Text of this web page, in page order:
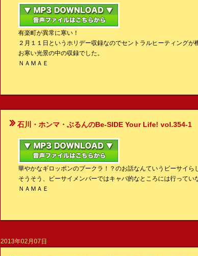
有楽町が異常に寒い！
２月１１日というホリデー収録なのでセントラルヒーティングが
お寒い光景の中の収録でした。
ＮＡＭＡＥ
石川・ホンマ・ぶるんのBe-SIDE Your Life! vol.354-1
華やかなギロッポンのブークラ！？のお話なんていうビーサイら
そうそう、ビーサイメンバーではキャバ的なところには行ってい
ＮＡＭＡＥ
2013年02月07日